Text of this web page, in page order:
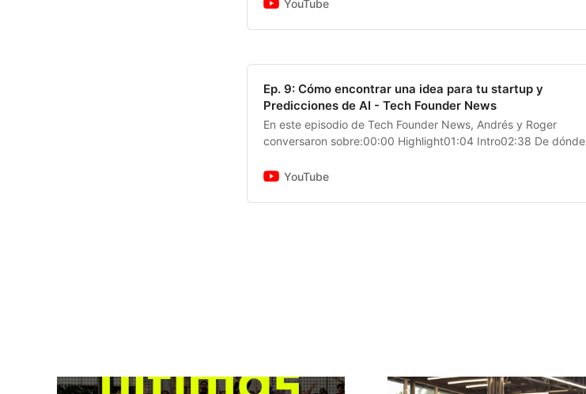
YouTube
Ep. 9: Cómo encontrar una idea para tu startup y
Predicciones de AI - Tech Founder News
En este episodio de Tech Founder News, Andrés y Roger
conversaron sobre:00:00 Highlight01:04 Intro02:38 De dónde
YouTube